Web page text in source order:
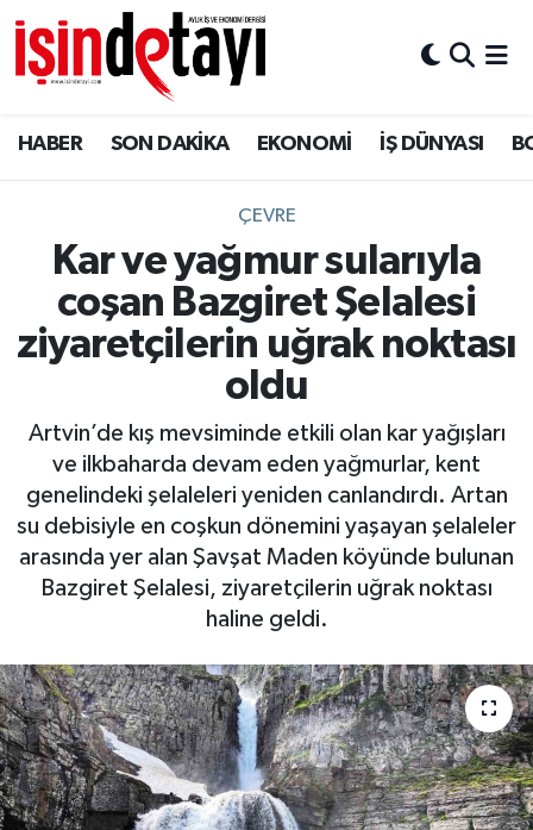
HABER SON DAKİKA EKONOMİ İŞ DÜNYASI
ÇEVRE
Kar ve yağmur sularıyla
coşan Bazgiret Şelalesi
ziyaretçilerin uğrak noktası
oldu
Artvin’de kış mevsiminde etkili olan kar yağışları
ve ilkbaharda devam eden yağmurlar, kent
genelindeki şelaleleri yeniden canlandırdı. Artan
su debisiyle en coşkun dönemini yaşayan şelaleler
arasında yer alan Şavşat Maden köyünde bulunan
Bazgiret Şelalesi, ziyaretçilerin uğrak noktası
haline geldi.
DÜNYA
Eğitim
ENERJİ HABERİ
GAYRİMENKUL
LOJİSTİK
MAGAZİN
OTO DETAY
SON DAKİKA
SPOR
FİNANS
Nöbetçi Eczaneler
Hava Durumu
İstanbul Namaz Vakitleri
Trafik Durumu
Süper Lig Puan Durumu ve Fikstür
Son Dakika Haberleri
Haber Arşivi